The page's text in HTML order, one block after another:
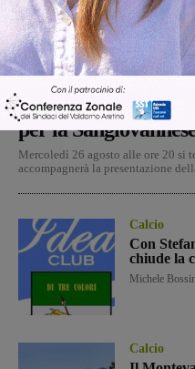
Il 26 agosto cena e
per la
Mercoledì 26 agosto alle ore 20 si
accompagnerà la presentazione
Calcio
Con
chiude la
Michele
Calcio